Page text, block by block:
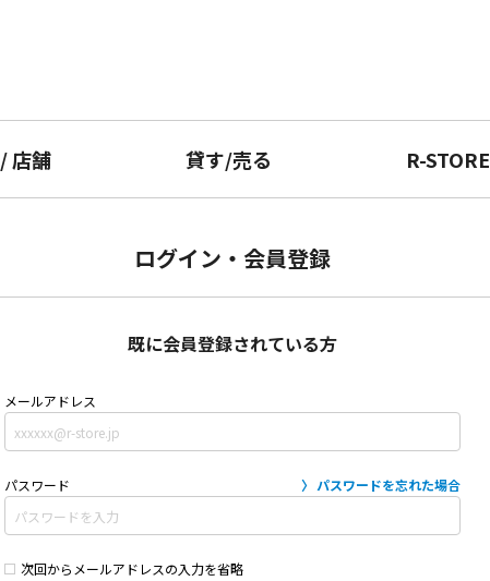
/店舗 貸す/売る R-STORE
ログイン・会員登録
既に会員登録されている方
メールアドレス
パスワード パスワードを忘れた場合
次回からメールアドレスの入力を省略